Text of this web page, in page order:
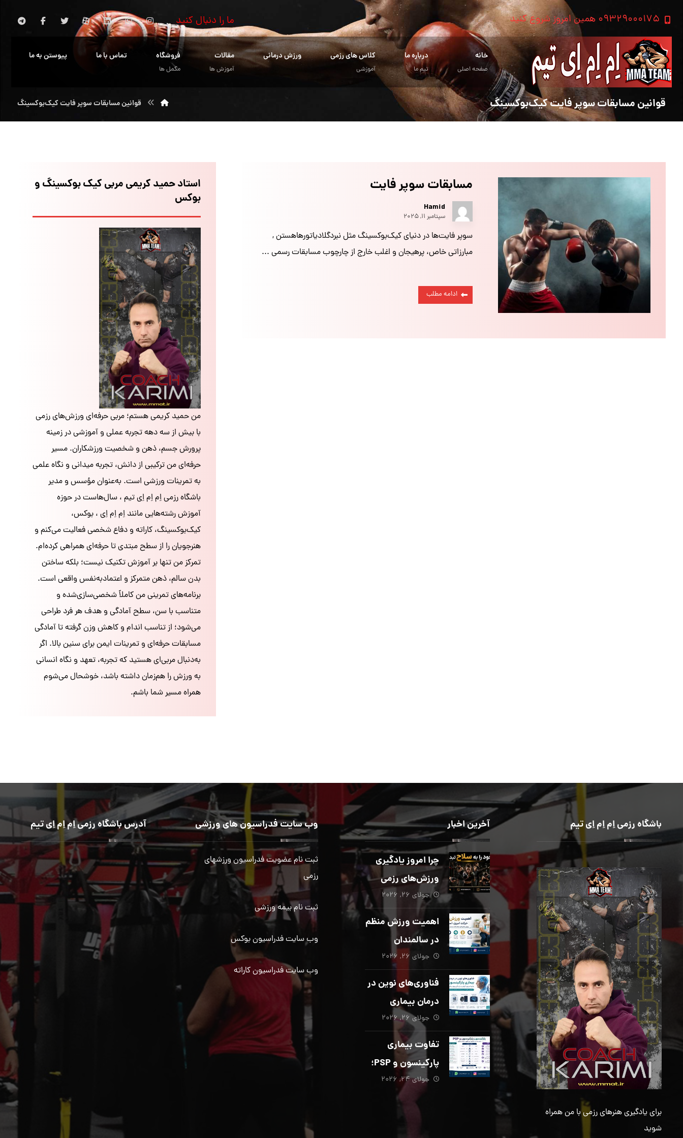
۰۹۳۲۹۰۰۰۱۷۵ همین امروز شروع کنید ما را دنبال کنید
خانه
صفحه اصلی
درباره ما
تیم ما
کلاس های رزمی
آموزشی
ورزش درمانی مقالات
آموزش ها
فروشگاه
مکمل ها
تماس با ما پیوستن به ما
قوانین مسابقات سوپر فایت کیک‌بوکسینگ قوانین مسابقات سوپر فایت کیک‌بوکسینگ
مسابقات سوپر فایت
Hamid
سپتامبر ۱۱, ۲۰۲۵
سوپر فایت‌ها در دنیای کیک‌بوکسینگ مثل نبردگلادیاتورهاهستن ,
مبارزاتی خاص، پرهیجان و اغلب خارج از چارچوب مسابقات رسمی ...
ادامه مطلب
استاد حمید کریمی مربی کیک بوکسینگ و
بوکس
من حمید کریمی هستم؛ مربی حرفه‌ای ورزش‌های رزمی
با بیش از سه دهه تجربه عملی و آموزشی در زمینه
پرورش جسم، ذهن و شخصیت ورزشکاران. مسیر
حرفه‌ای من ترکیبی از دانش، تجربه میدانی و نگاه علمی
به تمرینات ورزشی است. به‌عنوان مؤسس و مدیر
باشگاه رزمی اِم اِم اِی تیم ، سال‌هاست در حوزه
آموزش رشته‌هایی مانند اِم اِم اِی ، بوکس،
کیک‌بوکسینگ، کاراته و دفاع شخصی فعالیت می‌کنم و
هنرجویان را از سطح مبتدی تا حرفه‌ای همراهی کرده‌ام.
تمرکز من تنها بر آموزش تکنیک نیست؛ بلکه ساختن
بدن سالم، ذهن متمرکز و اعتمادبه‌نفس واقعی است.
برنامه‌های تمرینی من کاملاً شخصی‌سازی‌شده و
متناسب با سن، سطح آمادگی و هدف هر فرد طراحی
می‌شود؛ از تناسب اندام و کاهش وزن گرفته تا آمادگی
مسابقات حرفه‌ای و تمرینات ایمن برای سنین بالا. اگر
به‌دنبال مربی‌ای هستید که تجربه، تعهد و نگاه انسانی
به ورزش را هم‌زمان داشته باشد، خوشحال می‌شوم
همراه مسیر شما باشم.
باشگاه رزمی اِم اِم اِی تیم
برای یادگیری هنرهای رزمی با من همراه
شوید
آخرین اخبار
چرا امروز یادگیری
ورزش‌های رزمی
بیش از هر زمان
دیگری ضروری
است؟
جولای ۲۶, ۲۰۲۶
اهمیت ورزش منظم
در سالمندان
جولای ۲۶, ۲۰۲۶
فناوری‌های نوین در
درمان بیماری
پارکینسون؛ از هوش
مصنوعی تا تحریک
عمقی مغز
جولای ۲۶, ۲۰۲۶
تفاوت بیماری
پارکینسون و PSP؛
از تشخیص تا
توانبخشی تخصصی
در منزل_بخش پنجم
جولای ۲۴, ۲۰۲۶
وب سایت فدراسیون های ورزشی
ثبت نام عضویت فدراسیون ورزشهای
رزمی
ثبت نام بیمه ورزشی
وب سایت فدراسیون بوکس
وب سایت فدراسیون کاراته
آدرس باشگاه رزمی اِم اِم اِی تیم